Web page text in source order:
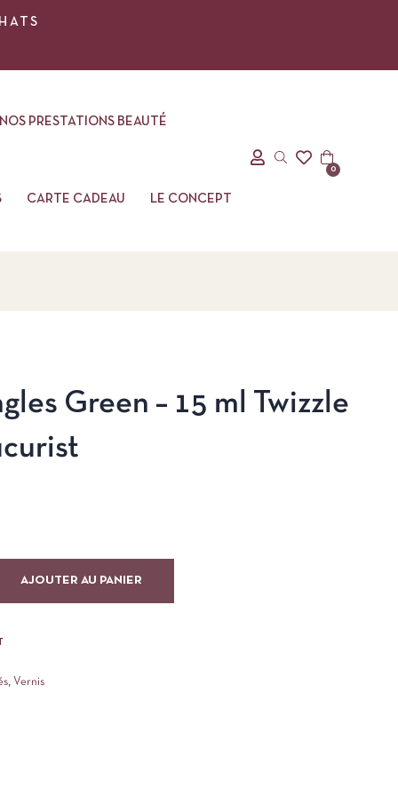
NOS PRESTATIONS BEAUTÉ
CARTE CADEAU LE CONCEPT
0
Green – 15 ml Twizzle
AJOUTER AU PANIER
, Vernis